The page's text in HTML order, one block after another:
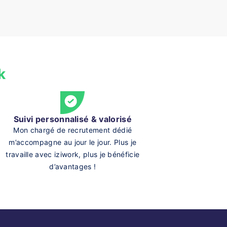
Suivi personnalisé & valorisé
Mon chargé de recrutement dédié
m’accompagne au jour le jour. Plus je
travaille avec iziwork, plus je bénéficie
d’avantages !